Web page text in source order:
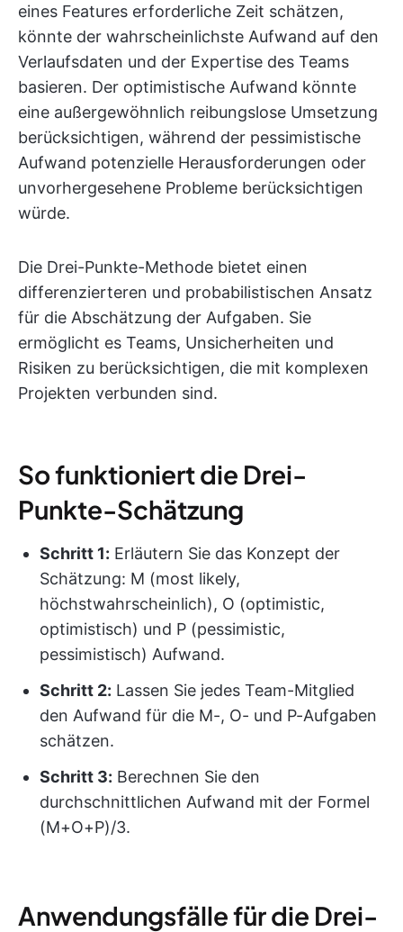
eines Features erforderliche Zeit schätzen,
könnte der wahrscheinlichste Aufwand auf den
Verlaufsdaten und der Expertise des Teams
basieren. Der optimistische Aufwand könnte
eine außergewöhnlich reibungslose Umsetzung
berücksichtigen, während der pessimistische
Aufwand potenzielle Herausforderungen oder
unvorhergesehene Probleme berücksichtigen
würde.
Die Drei-Punkte-Methode bietet einen
differenzierteren und probabilistischen Ansatz
für die Abschätzung der Aufgaben. Sie
ermöglicht es Teams, Unsicherheiten und
Risiken zu berücksichtigen, die mit komplexen
Projekten verbunden sind.
So funktioniert die Drei-
Punkte-Schätzung
Schritt 1: Erläutern Sie das Konzept der
Schätzung: M (most likely,
höchstwahrscheinlich), O (optimistic,
optimistisch) und P (pessimistic,
pessimistisch) Aufwand.
Schritt 2: Lassen Sie jedes Team-Mitglied
den Aufwand für die M-, O- und P-Aufgaben
schätzen.
Schritt 3: Berechnen Sie den
durchschnittlichen Aufwand mit der Formel
(M+O+P)/3.
Anwendungsfälle für die Drei-